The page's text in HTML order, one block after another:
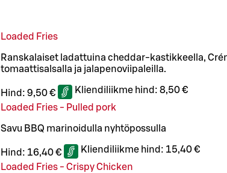
Loaded Fries
Ranskalaiset ladattuina cheddar-kastikkeella,
tomaattisalsalla ja jalapenoviipaleilla.
Hind: 9,50 € Kliendiliikme hind: 8,50 €
Loaded Fries - Pulled pork
Savu BBQ marinoidulla nyhtöpossulla
Hind: 16,40 € Kliendiliikme hind: 15,40 €
Loaded Fries - Crispy Chicken